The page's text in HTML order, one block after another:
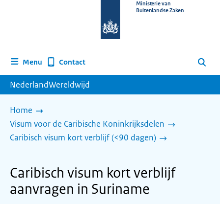
homepage
Ministerie van
Buitenlandse Zaken
Menu Contact Zoeken
NederlandWereldwijd
Home
Visum voor de Caribische Koninkrijksdelen
Caribisch visum kort verblijf (<90 dagen)
Caribisch visum kort verblijf
aanvragen in Suriname